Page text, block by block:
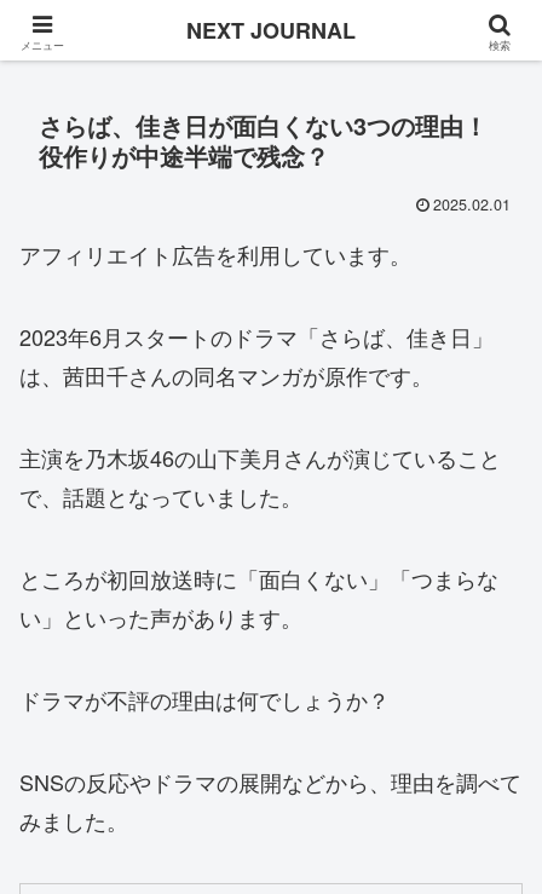
Once in a while
さらば、佳き日が面白くない3つの理由！
役作りが中途半端で残念？
2025.02.01
アフィリエイト広告を利用しています。
2023年6月スタートのドラマ「さらば、佳き日」
は、茜田千さんの同名マンガが原作です。
主演を乃木坂46の山下美月さんが演じていること
で、話題となっていました。
ところが初回放送時に「面白くない」「つまらな
い」といった声があります。
ドラマが不評の理由は何でしょうか？
SNSの反応やドラマの展開などから、理由を調べて
みました。
メニュー NEXT JOURNAL 検索